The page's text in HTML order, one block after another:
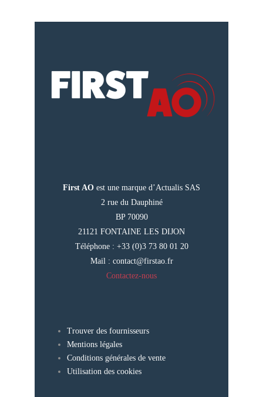
First AO est une marque d’Actualis SAS
2 rue du Dauphiné
BP 70090
21121 FONTAINE LES DIJON
Téléphone : +33 (0)3 73 80 01 20
Mail : contact@firstao.fr
Contactez-nous
Trouver des fournisseurs
Mentions légales
Conditions générales de vente
Utilisation des cookies